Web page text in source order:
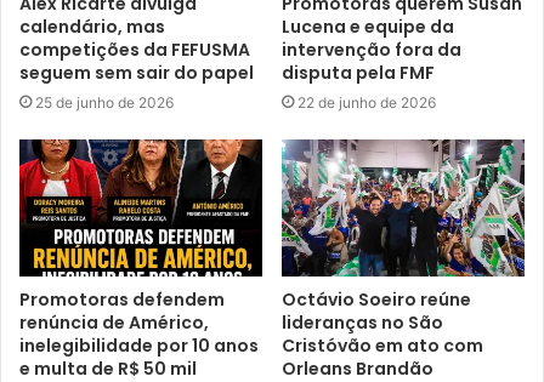
calendário, mas
competições da FEFUSMA
seguem sem sair do papel
25 de junho de 2026
Lucena e equipe da
intervenção fora da
disputa pela FMF
22 de junho de 2026
Promotoras defendem
renúncia de Américo,
inelegibilidade por 10 anos
e multa de R$ 50 mil
Octávio Soeiro reúne
lideranças no São
Cristóvão em ato com
Orleans Brandão